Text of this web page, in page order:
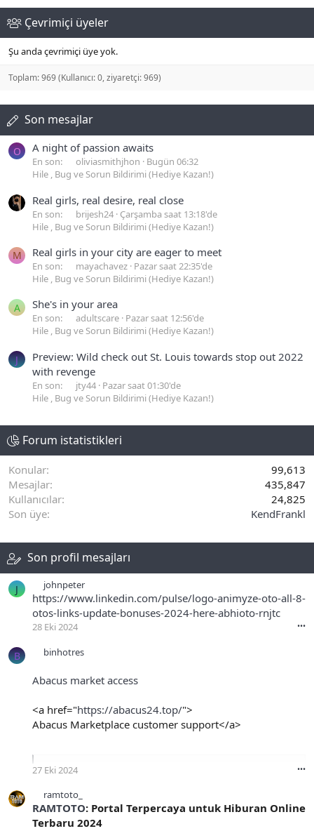
Çevrimiçi üyeler
Şu anda çevrimiçi üye yok.
Toplam: 969 (Kullanıcı: 0, ziyaretçi: 969)
Son mesajlar
O A night of passion awaits
En son: oliviasmithjhon
Bugün 06:32
Hile , Bug ve Sorun Bildirimi (Hediye Kazan!)
Real girls, real desire, real close
En son: brijesh24 Çarşamba saat 13:18'de
Hile , Bug ve Sorun Bildirimi (Hediye Kazan!)
M Real girls in your city are eager to meet
En son: mayachavez Pazar saat 22:35'de
Hile , Bug ve Sorun Bildirimi (Hediye Kazan!)
A She's in your area
En son: adultscare Pazar saat 12:56'de
Hile , Bug ve Sorun Bildirimi (Hediye Kazan!)
J
Preview: Wild check out St. Louis towards stop out 2022
with revenge
En son: jty44 Pazar saat 01:30'de
Hile , Bug ve Sorun Bildirimi (Hediye Kazan!)
Forum istatistikleri
Konular
99,613
Mesajlar
435,847
Kullanıcılar
24,825
Son üye
KendFrankl
Son profil mesajları
J johnpeter
https://www.linkedin.com/pulse/logo-animyze-oto-all-8-
otos-links-update-bonuses-2024-here-abhioto-rnjtc
28 Eki 2024 •••
B binhotres
Abacus market access
<a href="https://abacus24.top/">
Abacus Marketplace customer support</a>
Abacus Market - Secure Darknet Marketplace
abacus24.top
27 Eki 2024 •••
ramtoto_
RAMTOTO: Portal Terpercaya untuk Hiburan Online
Terbaru 2024